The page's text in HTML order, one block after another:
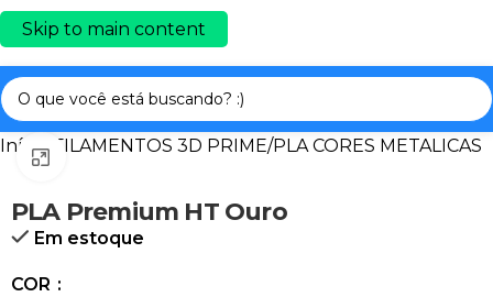
Skip to main content
Início/ FILAMENTOS 3D PRIME/PLA CORES METALICAS
Clique para ampliar
PLA Premium HT Ouro
Em estoque
COR